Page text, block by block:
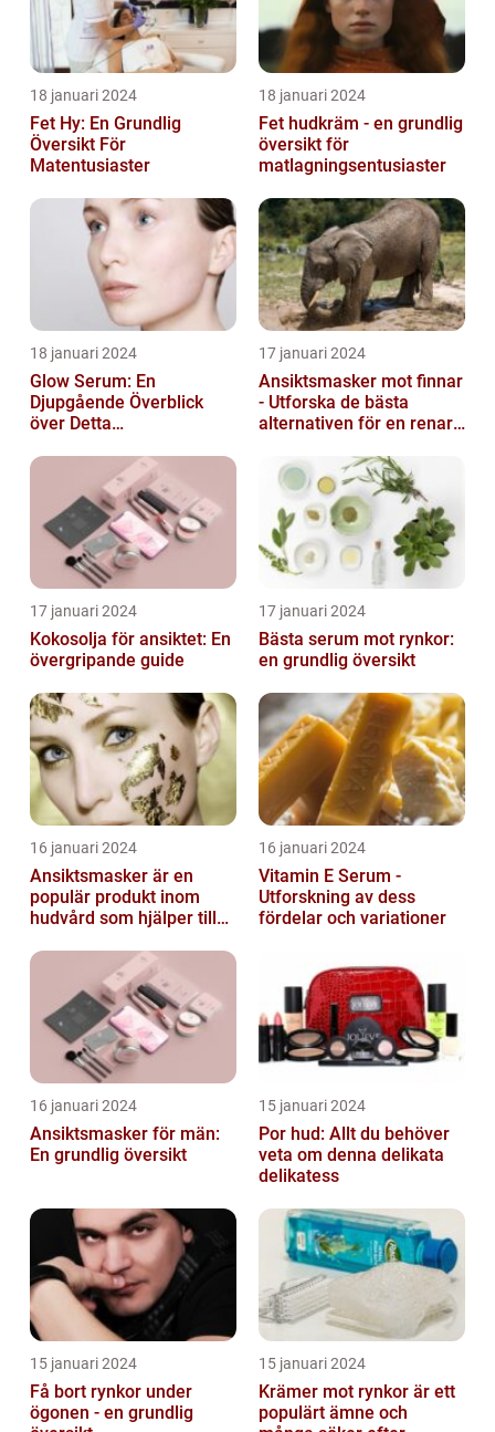
18 januari 2024
Fet Hy: En Grundlig
Översikt För
Matentusiaster
18 januari 2024
Fet hudkräm - en grundlig
översikt för
matlagningsentusiaster
18 januari 2024
Glow Serum: En
Djupgående Överblick
över Detta
17 januari 2024
Ansiktsmasker mot finnar
- Utforska de bästa
alternativen för en renare
17 januari 2024
Kokosolja för ansiktet: En
övergripande guide
17 januari 2024
Bästa serum mot rynkor:
en grundlig översikt
16 januari 2024
Ansiktsmasker är en
populär produkt inom
hudvård som hjälper till
näring åt hud...
16 januari 2024
Vitamin E Serum -
Utforskning av dess
fördelar och variationer
16 januari 2024
Ansiktsmasker för män:
En grundlig översikt
15 januari 2024
Por hud: Allt du behöver
veta om denna delikata
delikatess
15 januari 2024
Få bort rynkor under
ögonen - en grundlig
15 januari 2024
Krämer mot rynkor är ett
populärt ämne och